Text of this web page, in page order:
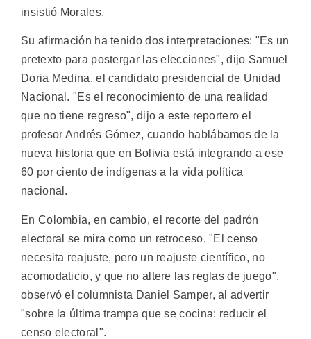
insistió Morales.
Su afirmación ha tenido dos interpretaciones: "Es un
pretexto para postergar las elecciones", dijo Samuel
Doria Medina, el candidato presidencial de Unidad
Nacional. "Es el reconocimiento de una realidad
que no tiene regreso", dijo a este reportero el
profesor Andrés Gómez, cuando hablábamos de la
nueva historia que en Bolivia está integrando a ese
60 por ciento de indígenas a la vida política
nacional.
En Colombia, en cambio, el recorte del padrón
electoral se mira como un retroceso. "El censo
necesita reajuste, pero un reajuste científico, no
acomodaticio, y que no altere las reglas de juego",
observó el columnista Daniel Samper, al advertir
"sobre la última trampa que se cocina: reducir el
censo electoral".